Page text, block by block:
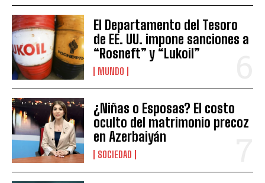
El Departamento del Tesoro
de EE. UU. impone sanciones a
“Rosneft” y “Lukoil”
MUNDO
¿Niñas o Esposas? El costo
oculto del matrimonio precoz
en Azerbaiyán
SOCIEDAD